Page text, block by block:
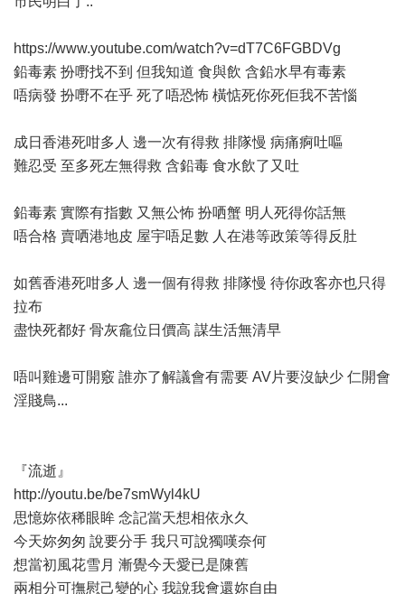
https://www.youtube.com/watch?v=dT7C6FGBDVg
鉛毒素 扮嘢找不到 但我知道 食與飲 含鉛水早有毒素
唔病發 扮嘢不在乎 死了唔恐怖 橫惦死你死佢我不苦惱
成日香港死咁多人 邊一次有得救 排隊慢 病痛痾吐嘔
難忍受 至多死左無得救 含鉛毒 食水飲了又吐
鉛毒素 實際有指數 又無公怖 扮哂蟹 明人死得你話無
唔合格 賣哂港地皮 屋宇唔足數 人在港等政策等得反肚
如舊香港死咁多人 邊一個有得救 排隊慢 待你政客亦也只得
拉布
盡快死都好 骨灰龕位日價高 謀生活無清早
唔叫雞邊可開竅 誰亦了解議會有需要 AV片要沒缺少 仁開會
淫賤鳥...
『流逝』
http://youtu.be/be7smWyl4kU
思憶妳依稀眼眸 念記當天想相依永久
今天妳匆匆 說要分手 我只可說獨嘆奈何
想當初風花雪月 漸覺今天愛已是陳舊
兩相分可撫慰己變的心 我說我會還妳自由